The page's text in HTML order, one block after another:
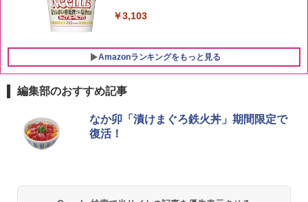
￥20,000
￥3,103
Amazonランキングをもっと見る
シャープ 過熱水蒸気 オーブンレンジ 23
L 1段調理 ホワイト RE-WF232-W シン
プル操作 コンパクト 一人暮らし 二人暮
編集部のおすすめ記事
なか卯「漬けまぐろ鉄火丼」期間限定で
復活！